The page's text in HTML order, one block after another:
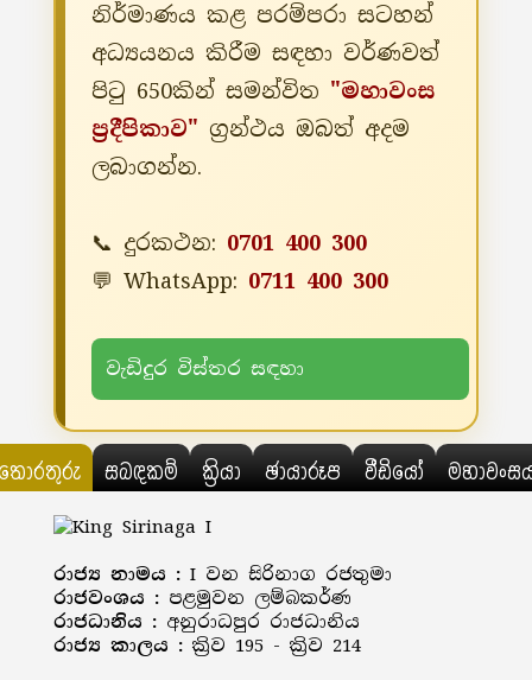
නිර්මාණය කළ පරම්පරා සටහන්
අධ්‍යයනය කිරීම සඳහා වර්ණවත්
පිටු 650කින් සමන්විත "මහාවංස
ප්‍රදීපිකාව" ග්‍රන්ථය ඔබත් අදම
ලබාගන්න.
📞 දුරකථන: 0701 400 300
💬 WhatsApp: 0711 400 300
වැඩිදුර විස්තර සඳහා
සබඳකම් ක්‍රියා ඡායාරූප වීඩියෝ
රාජ්‍ය නාමය : I වන සිරිනාග රජතුමා
රාජවංශය : පළමුවන ලම්බකර්ණ
රාජධානිය : අනුරාධපුර රාජධානිය
රාජ්‍ය කාලය : ක්‍රිව 195 - ක්‍රිව 214